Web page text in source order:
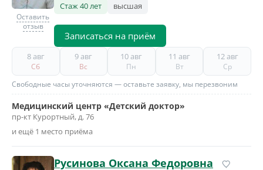
Оставить
отзыв
Стаж 40 лет высшая
Записаться на приём
8 авг
Сб
9 авг
Вс
10 авг
Пн
11 авг
Вт
12 авг
Ср
Свободные часы уточняются — оставьте заявку, мы перезвоним
Медицинский центр «Детский доктор»
пр-кт Курортный, д. 76
и ещё 1 место приёма
Русинова Оксана Федоровна